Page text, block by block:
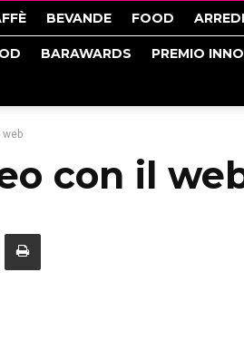
BEVANDE FOOD
BARAWARDS PREMIO
web
con il